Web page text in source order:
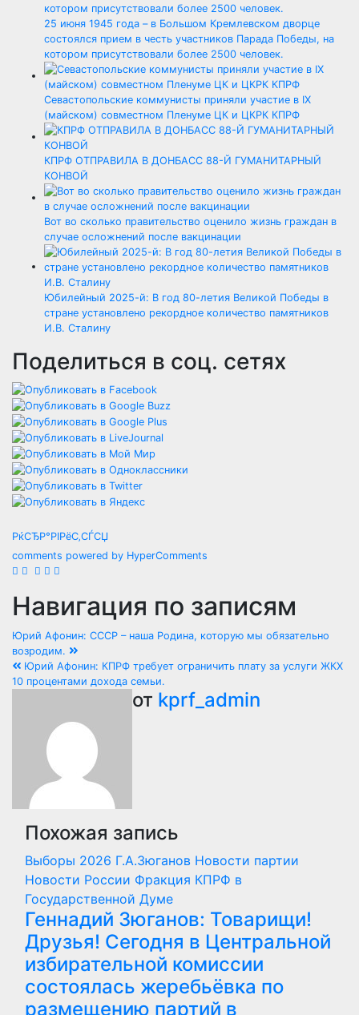
25 июня 1945 года – в Большом Кремлевском дворце
состоялся прием в честь участников Парада Победы, на
котором присутствовали более 2500 человек.
Севастопольские коммунисты приняли участие в IX
(майском) совместном Пленуме ЦК и ЦКРК КПРФ
КПРФ ОТПРАВИЛА В ДОНБАСС 88-Й ГУМАНИТАРНЫЙ
КОНВОЙ
Вот во сколько правительство оценило жизнь граждан в
случае осложнений после вакцинации
Юбилейный 2025-й: В год 80-летия Великой Победы в
стране установлено рекордное количество памятников
И.В. Сталину
Поделиться в соц. сетях
РќСЂР°РІРёС‚СЃСЏ
comments powered by HyperComments
Навигация по записям
Юрий Афонин: СССР – наша Родина, которую мы обязательно
возродим.
Юрий Афонин: КПРФ требует ограничить плату за услуги ЖКХ
10 процентами дохода семьи.
от kprf_admin
Похожая запись
Выборы 2026 Г.А.Зюганов Новости партии
Новости России Фракция КПРФ в
Государственной Думе
Геннадий Зюганов: Товарищи!
Друзья! Сегодня в Центральной
избирательной комиссии
состоялась жеребьёвка по
размещению партий в